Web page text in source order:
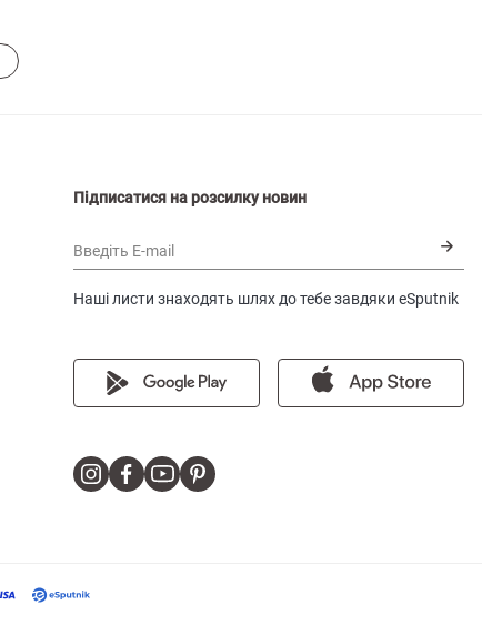
Підписатися на розсилку новин
Введіть E-mail
Наші листи знаходять шлях до тебе завдяки eSputnik